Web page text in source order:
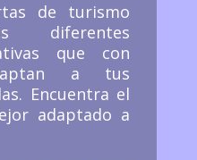
de turismo
diferentes
que con
a tus
Encuentra el
adaptado a